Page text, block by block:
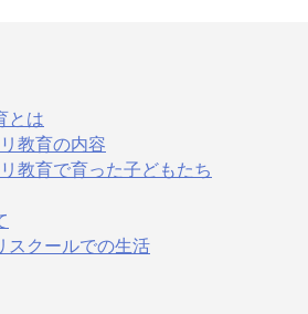
とは
教育の内容
教育で育った子どもたち
スクールでの生活